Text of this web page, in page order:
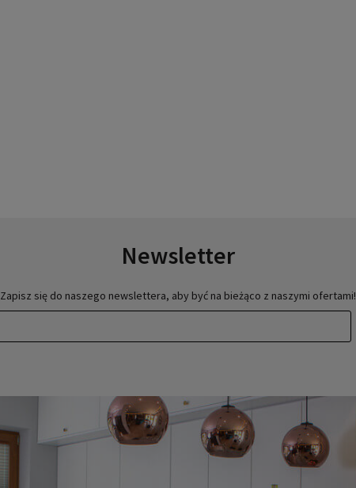
Newsletter
Zapisz się do naszego newslettera, aby być na bieżąco z naszymi ofertami!